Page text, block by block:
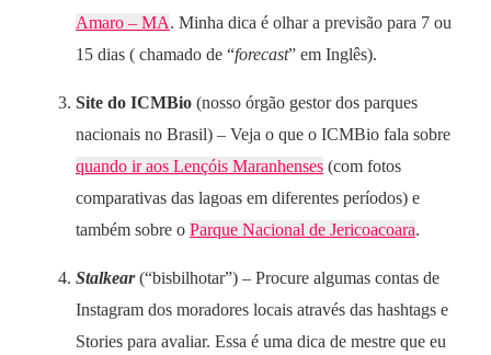
Amaro – MA. Minha dica é olhar a previsão para 7 ou
15 dias ( chamado de “forecast” em Inglês).
Site do ICMBio (nosso órgão gestor dos parques
nacionais no Brasil) – Veja o que o ICMBio fala sobre
quando ir aos Lençóis Maranhenses (com fotos
comparativas das lagoas em diferentes períodos) e
também sobre o Parque Nacional de Jericoacoara.
Stalkear(“bisbilhotar”) – Procure algumas contas de
Instagram dos moradores locais através das hashtags e
Stories para avaliar. Essa é uma dica de mestre que eu